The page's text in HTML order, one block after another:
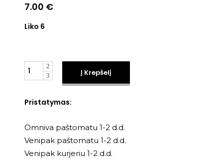
7.00 €
Liko 6
Kiekis
Į Krepšelį
Pristatymas:
Omniva paštomatu 1-2 d.d.
Venipak paštomatu 1-2 d.d.
Venipak kurjeriu 1-2 d.d.